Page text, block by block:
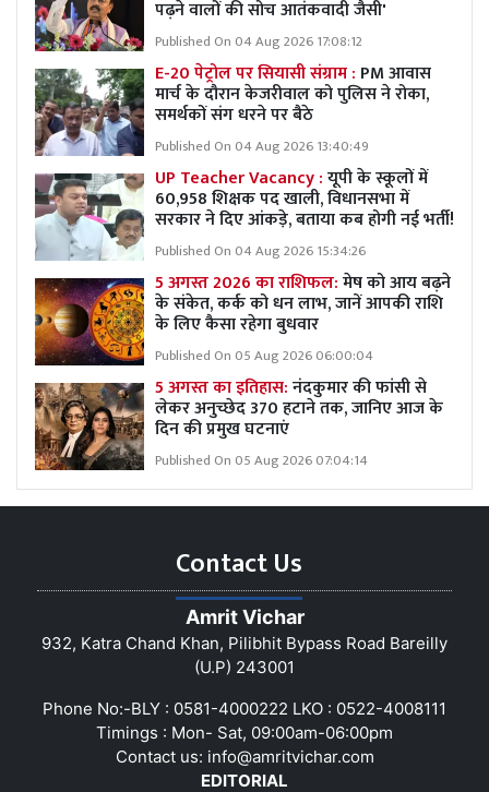
पढ़ने वालों की सोच आतंकवादी जैसी'
Published On 04 Aug 2026 17:08:12
E-20 पेट्रोल पर सियासी संग्राम : PM आवास
मार्च के दौरान केजरीवाल को पुलिस ने रोका,
समर्थकों संग धरने पर बैठे
Published On 04 Aug 2026 13:40:49
UP Teacher Vacancy :यूपी के स्कूलों में
60,958 शिक्षक पद खाली, विधानसभा में
सरकार ने दिए आंकड़े, बताया कब होगी नई भर्ती!
Published On 04 Aug 2026 15:34:26
5 अगस्त 2026 का राशिफल:मेष को आय बढ़ने
के संकेत, कर्क को धन लाभ, जानें आपकी राशि
के लिए कैसा रहेगा बुधवार
Published On 05 Aug 2026 06:00:04
5 अगस्त का इतिहास:नंदकुमार की फांसी से
लेकर अनुच्छेद 370 हटाने तक, जानिए आज के
दिन की प्रमुख घटनाएं
Published On 05 Aug 2026 07:04:14
Contact Us
Amrit Vichar
932, Katra Chand Khan, Pilibhit Bypass Road Bareilly
(U.P) 243001
Phone No:-BLY : 0581-4000222 LKO : 0522-4008111
Timings : Mon- Sat, 09:00am-06:00pm
Contact us: info@amritvichar.com
EDITORIAL